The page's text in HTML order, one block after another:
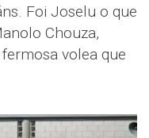
Foi Joselu o que
Chouza,
volea que